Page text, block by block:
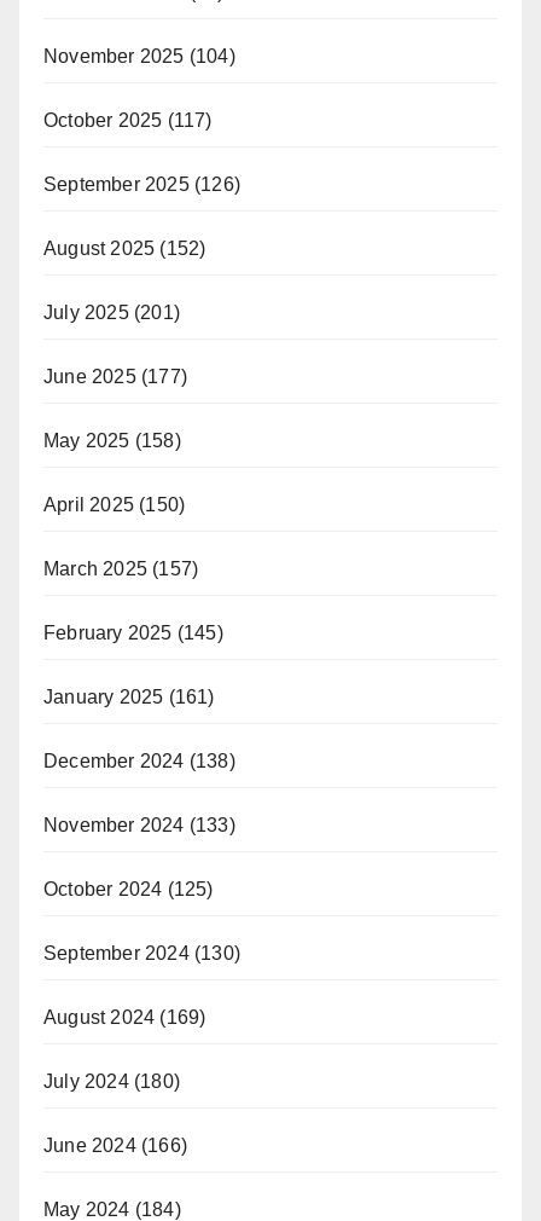
November 2025 (104)
October 2025 (117)
September 2025(126)
August 2025 (152)
July 2025(201)
June 2025(177)
May 2025 (158)
April 2025 (150)
March 2025 (157)
February 2025 (145)
January 2025 (161)
December 2024 (138)
November 2024 (133)
October 2024 (125)
September 2024(130)
August 2024 (169)
July 2024(180)
June 2024(166)
May 2024 (184)